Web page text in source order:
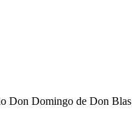
Don Domingo de Don Blas